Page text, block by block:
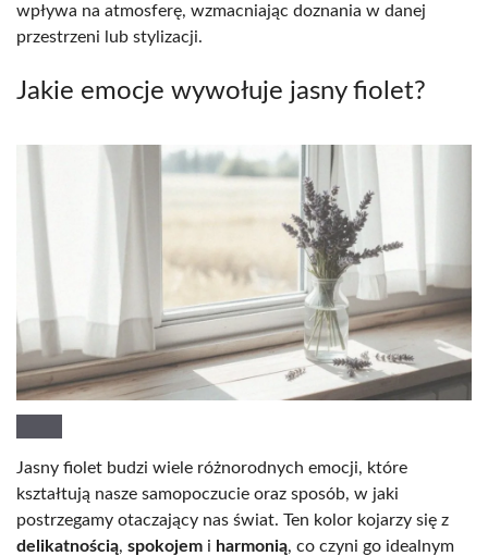
wpływa na atmosferę, wzmacniając doznania w danej
przestrzeni lub stylizacji.
Jakie emocje wywołuje jasny fiolet?
Jasny fiolet budzi wiele różnorodnych emocji, które
kształtują nasze samopoczucie oraz sposób, w jaki
postrzegamy otaczający nas świat. Ten kolor kojarzy się z
delikatnością, spokojem i harmonią, co czyni go idealnym